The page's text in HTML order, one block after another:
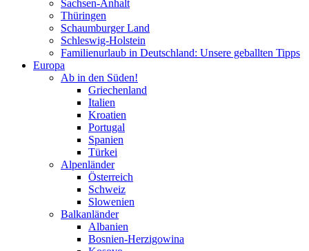
Sachsen-Anhalt
Thüringen
Schaumburger Land
Schleswig-Holstein
Familienurlaub in Deutschland: Unsere geballten Tipps
Europa
Ab in den Süden!
Griechenland
Italien
Kroatien
Portugal
Spanien
Türkei
Alpenländer
Österreich
Schweiz
Slowenien
Balkanländer
Albanien
Bosnien-Herzigowina